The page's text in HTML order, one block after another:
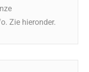
Zie hieronder.